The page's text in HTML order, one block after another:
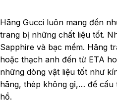
Hãng Gucci luôn mang đến
trang bị những chất liệu tốt.
Sapphire và bạc mềm. Hãng
hoặc thạch anh đến từ ETA
những dòng vật liệu tốt như
hãng, thép không gỉ,… để cấu
hồ.